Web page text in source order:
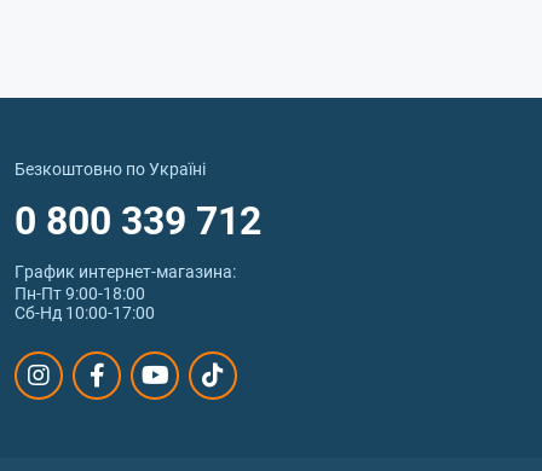
Безкоштовно по Україні
0 800 339 712
График интернет‑магазина:
Пн-Пт 9:00-18:00
Сб-Нд 10:00-17:00